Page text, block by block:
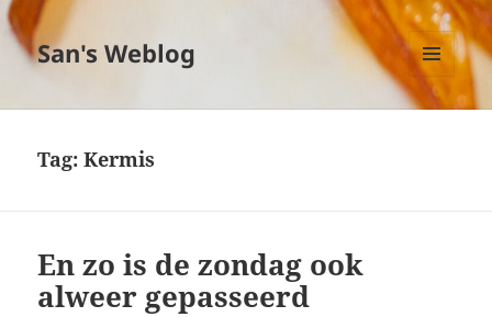
San's Weblog
MENU
EN
Tag:Kermis
En zo is de zondag ook
alweer gepasseerd